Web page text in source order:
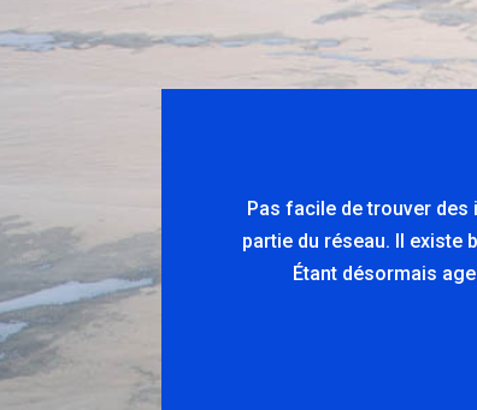
Pas facile de trouver
partie du réseau. Il
Étant désormais